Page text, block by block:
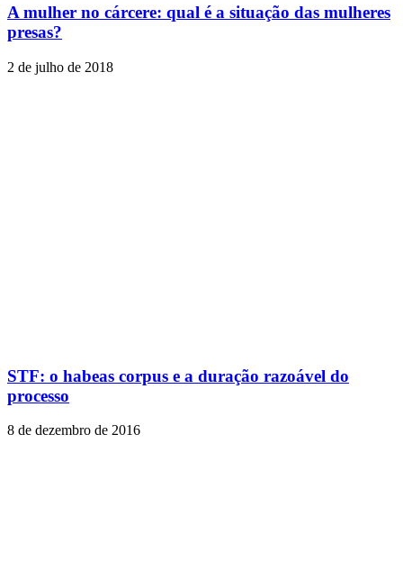
A mulher no cárcere: qual é a situação das mulheres
presas?
2 de julho de 2018
STF: o habeas corpus e a duração razoável do
processo
8 de dezembro de 2016